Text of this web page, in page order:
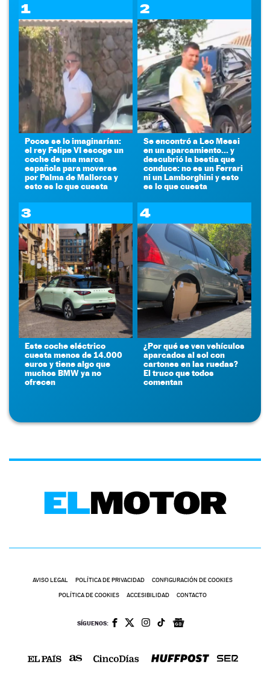
1
Pocos se lo imaginarían:
el rey Felipe VI escoge un
coche de una marca
española para moverse
por Palma de Mallorca y
esto es lo que cuesta
2
Se encontró a Leo Messi
en un aparcamiento... y
descubrió la bestia que
conduce: no es un Ferrari
ni un Lamborghini y esto
es lo que cuesta
3
Este coche eléctrico
cuesta menos de 14.000
euros y tiene algo que
muchos BMW ya no
ofrecen
4
¿Por qué se ven vehículos
aparcados al sol con
cartones en las ruedas?
El truco que todos
comentan
AVISO LEGAL POLÍTICA DE PRIVACIDAD CONFIGURACIÓN DE COOKIES
POLÍTICA DE COOKIES ACCESIBILIDAD CONTACTO
SÍGUENOS: